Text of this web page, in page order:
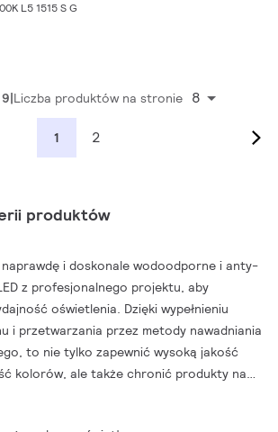
L5 1515 S G
Liczba produktów na stronie 8
1 2
produktów
naprawdę i doskonale wodoodporne i anty-
z profesjonalnego projektu, aby
oświetlenia. Dzięki wypełnieniu
i przetwarzania przez metody nawadniania
to nie tylko zapewnić wysoką jakość
kolorów, ale także chronić produkty na
oświetlenia i oświetlenia